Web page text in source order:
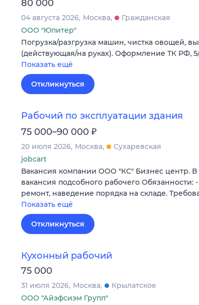
80 000
04 августа 2026 Москва
Гражданская
ООО "Юпитер"
Погрузка/разгрузка машин, чистка овощей,
(действующая/на руках). Оформление ТК РФ, 5/
Показать ещё
Откликнуться
Рабочий по эксплуатации здания
75 000–90 000 ₽
20 июля 2026 Москва
Сухаревская
jobcart
Вакансия компании ООО "КС" Бизнес центр.
вакансия подсобного рабочего
ремонт, наведение порядка на складе.
Показать ещё
Откликнуться
Кухонный рабочий
75 000
31 июля 2026 Москва
Крылатское
ООО "Айэфсиэм Групп"